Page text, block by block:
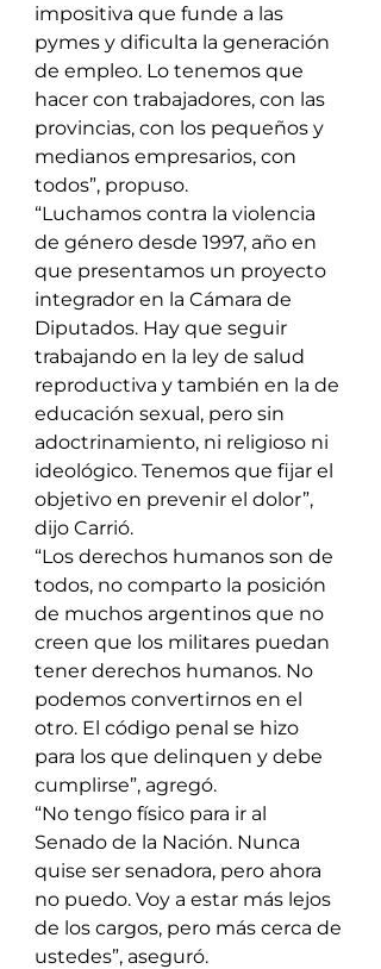
impositiva que funde a las
pymes y dificulta la generación
de empleo. Lo tenemos que
hacer con trabajadores, con las
provincias, con los pequeños y
medianos empresarios, con
todos”, propuso.
“Luchamos contra la violencia
de género desde 1997, año en
que presentamos un proyecto
integrador en la Cámara de
Diputados. Hay que seguir
trabajando en la ley de salud
reproductiva y también en la de
educación sexual, pero sin
adoctrinamiento, ni religioso ni
ideológico. Tenemos que fijar el
objetivo en prevenir el dolor”,
dijo Carrió.
“Los derechos humanos son de
todos, no comparto la posición
de muchos argentinos que no
creen que los militares puedan
tener derechos humanos. No
podemos convertirnos en el
otro. El código penal se hizo
para los que delinquen y debe
cumplirse”, agregó.
“No tengo físico para ir al
Senado de la Nación. Nunca
quise ser senadora, pero ahora
no puedo. Voy a estar más lejos
de los cargos, pero más cerca de
ustedes”, aseguró.